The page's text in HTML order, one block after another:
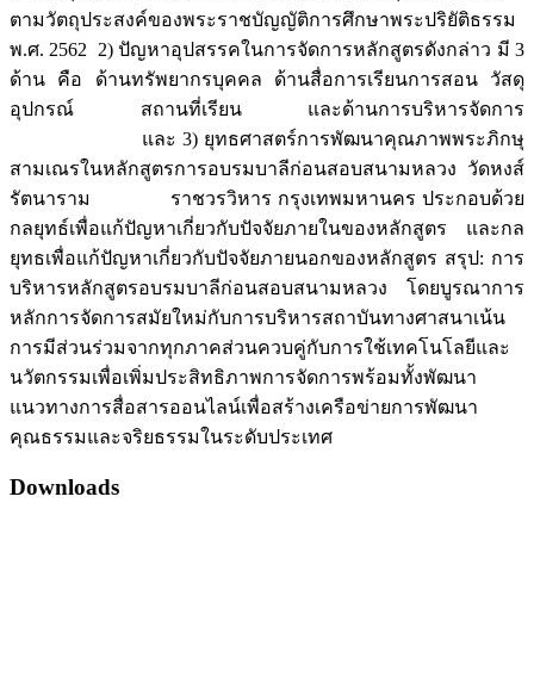
ตามวัตถุประสงค์ของพระราชบัญญัติการศึกษาพระปริยัติธรรม
พ.ศ. 2562 2) ปัญหาอุปสรรคในการจัดการหลักสูตรดังกล่าว มี 3
ด้าน คือ ด้านทรัพยากรบุคคล ด้านสื่อการเรียนการสอน วัสดุ
อุปกรณ์ สถานที่เรียน และด้านการบริหารจัดการ
และ 3) ยุทธศาสตร์การพัฒนาคุณภาพพระภิกษุ
สามเณรในหลักสูตรการอบรมบาลีก่อนสอบสนามหลวง วัดหงส์
รัตนาราม ราชวรวิหาร กรุงเทพมหานคร ประกอบด้วย
กลยุทธ์เพื่อแก้ปัญหาเกี่ยวกับปัจจัยภายในของหลักสูตร และกล
ยุทธเพื่อแก้ปัญหาเกี่ยวกับปัจจัยภายนอกของหลักสูตร สรุป: การ
บริหารหลักสูตรอบรมบาลีก่อนสอบสนามหลวง โดยบูรณาการ
หลักการจัดการสมัยใหม่กับการบริหารสถาบันทางศาสนาเน้น
การมีส่วนร่วมจากทุกภาคส่วนควบคู่กับการใช้เทคโนโลยีและ
นวัตกรรมเพื่อเพิ่มประสิทธิภาพการจัดการพร้อมทั้งพัฒนา
แนวทางการสื่อสารออนไลน์เพื่อสร้างเครือข่ายการพัฒนา
คุณธรรมและจริยธรรมในระดับประเทศ
Downloads